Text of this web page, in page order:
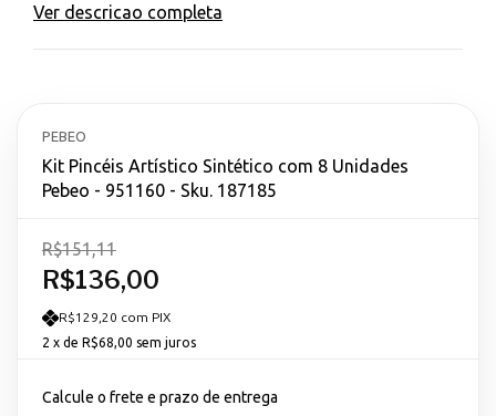
Ver descricao completa
PEBEO
Kit Pincéis Artístico Sintético com 8 Unidades
Pebeo - 951160 - Sku. 187185
R$136,00
R$151,11
R$129,20 com PIX
2 x de R$68,00 sem juros
Calcule o frete e prazo de entrega